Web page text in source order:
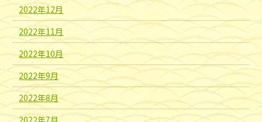
2022年12月
2022年11月
2022年10月
2022年9月
2022年8月